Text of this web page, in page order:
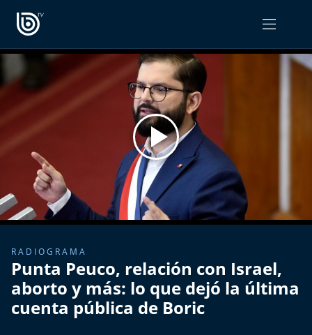
Expreso Bío Bío
Podría Ser Peor
La Entrevista de Tomás Mosciatti
Entrevistas BioBioTV
Comentarios de Tomás Mosciatti
Más de Ti Podcast
OPINIÓN
PODCAST RADIOGRAMA
RADIOGRAMA
Punta Peuco, relación con Israel,
aborto y más: lo que dejó la última
cuenta pública de Boric